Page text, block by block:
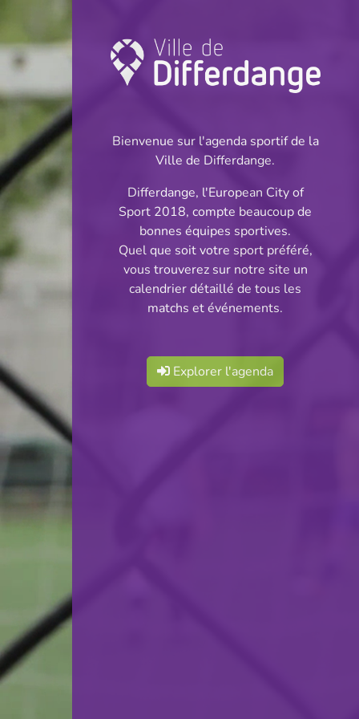
Championnat:
INFOS
15.10.2023
11:00
Stade Jos Haupert (Terrain
synthétique)
Partager
Jeunes Filles Cl 2 S
Bienvenue sur l'agenda sportif de la
Ville de Differdange.
Differdange, l'European City of
Sport 2018, compte beaucoup de
bonnes équipes sportives.
Quel que soit votre sport préféré,
vous trouverez sur notre site un
calendrier détaillé de tous les
matchs et événements.
Explorer l'agenda